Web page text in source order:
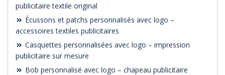
publicitaire textile original
Écussons et patchs personnalisés avec logo –
accessoires textiles publicitaires
Casquettes personnalisées avec logo – impression
publicitaire sur mesure
Bob personnalisé avec logo – chapeau publicitaire